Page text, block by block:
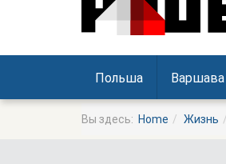
Польша Варшава
Вы здесь: Home Жизнь